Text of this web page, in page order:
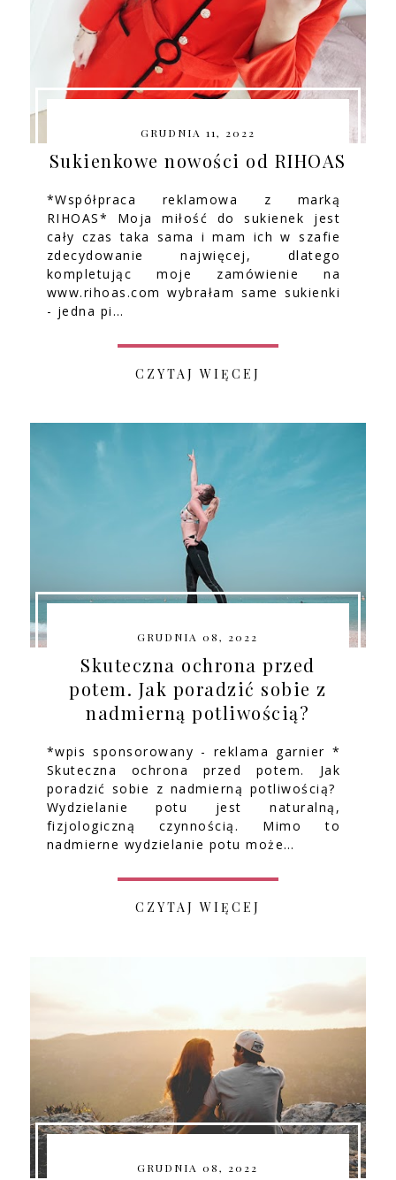
GRUDNIA 11, 2022
Sukienkowe nowości od RIHOAS
*Współpraca reklamowa z marką
RIHOAS* Moja miłość do sukienek jest
cały czas taka sama i mam ich w szafie
zdecydowanie najwięcej, dlatego
kompletując moje zamówienie na
www.rihoas.com wybrałam same sukienki
- jedna pi…
CZYTAJ WIĘCEJ
GRUDNIA 08, 2022
Skuteczna ochrona przed
potem. Jak poradzić sobie z
nadmierną potliwością?
*wpis sponsorowany - reklama garnier *
Skuteczna ochrona przed potem. Jak
poradzić sobie z nadmierną potliwością?
Wydzielanie potu jest naturalną,
fizjologiczną czynnością. Mimo to
nadmierne wydzielanie potu może…
CZYTAJ WIĘCEJ
GRUDNIA 08, 2022